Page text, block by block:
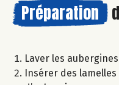
Préparation
Laver les
Insérer des